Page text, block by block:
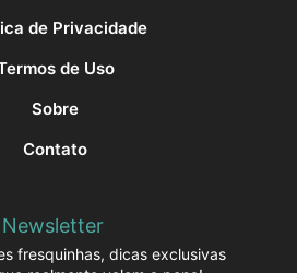
de Privacidade
de Uso
Sobre
Contato
Newsletter
fresquinhas, dicas exclusivas